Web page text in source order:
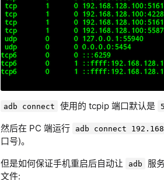
adb connect 使用的 tcpip 端口默认是
然后在 PC 端运行
adb connect
口号)。
但是如何保证手机重启后自动让
adb 服
文件: